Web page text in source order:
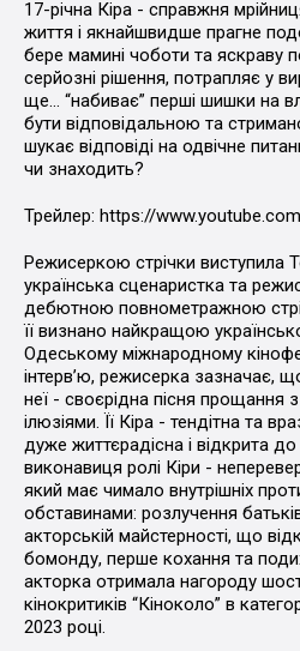
17-річна Кіра - справжня
життя і якнайшвидше прагне
бере мамині чоботи та яскраву
серйозні рішення, потрапляє у
ще… “набиває” перші шишки на
бути відповідальною та
шукає відповіді на одвічне
чи знаходить?
Трейлер: https://
Режисеркою стрічки виступила
українська сценаристка та
дебютною повнометражною
її визнано найкращою
Одеському міжнародному
інтервʼю, режисерка зазначає,
неї - своєрідна пісня прощання
ілюзіями. Її Кіра - тендітна та
дуже життєрадісна і відкрита
виконавиця ролі Кіри -
який має чимало внутрішніх
обставинами: розлучення
акторській майстерності, що
бомонду, перше кохання та
акторка отримала нагороду
кінокритиків “Кіноколо” в
2023 році.